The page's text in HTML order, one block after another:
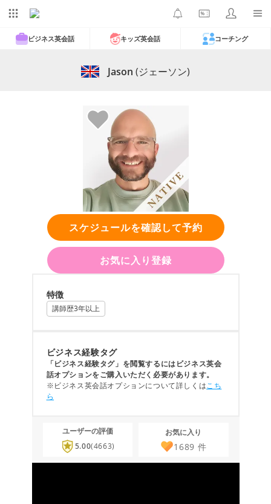
ビジネス英会話 キッズ英会話 コーチング
Jason (ジェーソン)
スケジュールを確認して予約
お気に入り登録
特徴
講師歴3年以上
ビジネス経験タグ
「ビジネス経験タグ」を閲覧するにはビジネス英会
話オプションをご購入いただく必要があります。
※ビジネス英会話オプションについて詳しくはこち
ら
ユーザーの評価
5.00(4663)
お気に入り
1689 件